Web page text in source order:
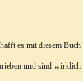
es mit diesem
und sind wirklich